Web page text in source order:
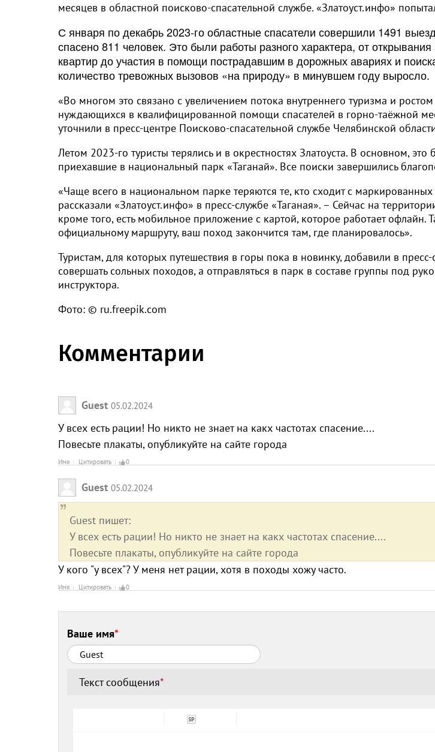
месяцев в областной поисково-спасательной службе. «Златоуст.инфо»
С января по декабрь 2023-го областные спасатели совершили 1491
спасено 811 человек. Это были работы разного характера, от
квартир до участия в помощи пострадавшим в дорожных авариях и
количество тревожных вызовов «на природу» в минувшем году выросло.
«Во многом это связано с увеличением потока внутреннего туризма и
нуждающихся в квалифицированной помощи спасателей в горно-таёжной
уточнили в пресс-центре Поисково-спасательной службе Челябинской
Летом 2023-го туристы терялись и в окрестностях Златоуста. В основном, это
приехавшие в национальный парк «Таганай». Все поиски завершились
«Чаще всего в национальном парке теряются те, кто сходит с маркированных
рассказали «Златоуст.инфо» в пресс-службе «Таганая». – Сейчас на
кроме того, есть мобильное приложение с картой, которое работает офлайн.
официальному маршруту, ваш поход закончится там, где планировалось».
Туристам, для которых путешествия в горы пока в новинку, добавили в
совершать сольных походов, а отправляться в парк в составе группы под
инструктора.
Фото: © ru.freepik.com
Комментарии
Guest 05.02.2024
У всех есть рации! Но никто не знает на какх частотах спасение....
Повесьте плакаты, опубликуйте на сайте города
Имя Цитировать 0
Guest 05.02.2024
Guest пишет:
У всех есть рации! Но никто не знает на какх частотах спасение....
Повесьте плакаты, опубликуйте на сайте города
У кого "у всех"? У меня нет рации, хотя в походы хожу часто.
Имя Цитировать 0
Ваше имя*
Текст сообщения*